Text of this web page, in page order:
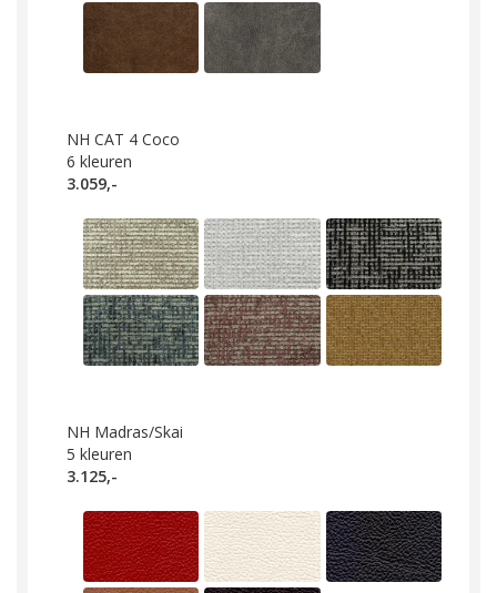
NH CAT 4 Coco
6 kleuren
3.059,-
NH Madras/Skai
5 kleuren
3.125,-